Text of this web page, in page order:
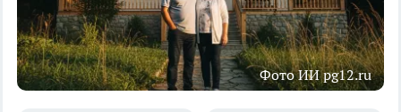
Фото ИИ pg12.ru